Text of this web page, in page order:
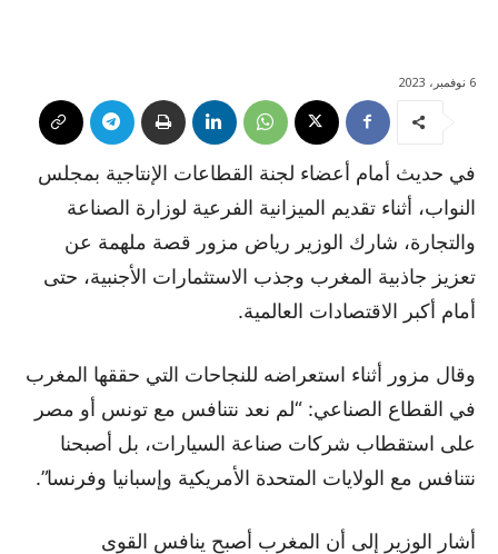
6 نوفمبر، 2023
في حديث أمام أعضاء لجنة القطاعات الإنتاجية بمجلس
النواب، أثناء تقديم الميزانية الفرعية لوزارة الصناعة
والتجارة، شارك الوزير رياض مزور قصة ملهمة عن
تعزيز جاذبية المغرب وجذب الاستثمارات الأجنبية، حتى
أمام أكبر الاقتصادات العالمية.
وقال مزور أثناء استعراضه للنجاحات التي حققها المغرب
في القطاع الصناعي: “لم نعد نتنافس مع تونس أو مصر
على استقطاب شركات صناعة السيارات، بل أصبحنا
نتنافس مع الولايات المتحدة الأمريكية وإسبانيا وفرنسا”.
أشار الوزير إلى أن المغرب أصبح ينافس القوى